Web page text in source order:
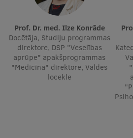
Ilgtspējīga attīstība
Studiju un vides pieejamība
Dati par 2025. gadu
Suvenīri un grāmatas
Prof. Dr. med. Ilze Konrāde
Docētāja, Studiju programmas
direktore, DSP "Veselības
aprūpe" apakšprogrammas
"Medicīna" direktore, Valdes
locekle
Prof. Dr. psych. Kristīne